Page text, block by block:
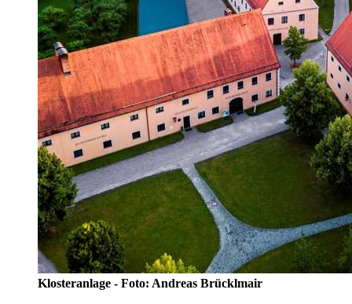
Klosteranlage - Foto: Andreas Brücklmair